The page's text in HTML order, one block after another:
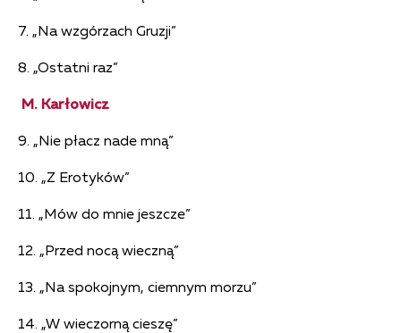
7. „Na wzgórzach Gruzji”
8. „Ostatni raz”
M. Karłowicz
9. „Nie płacz nade mną”
10. „Z Erotyków”
11. „Mów do mnie jeszcze”
12. „Przed nocą wieczną”
13. „Na spokojnym, ciemnym morzu”
14. „W wieczorną cieszę”